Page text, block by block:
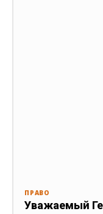
ПРАВО
Уважаемый